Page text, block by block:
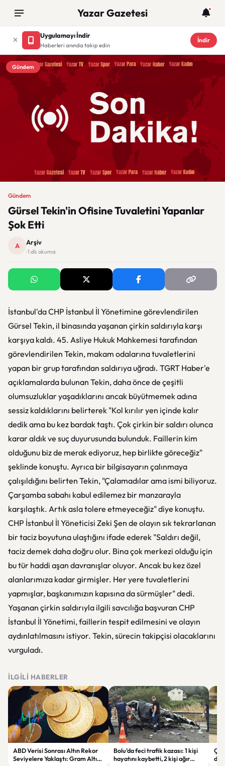
Yazar Gazetesi
Uygulamayı İndir
Haberleri anında takip edin
İndir
Gündem
Gündem
Gürsel Tekin'in Ofisine Tuvaletini Yapanlar
Şok Etti
A Arşiv
· 1 dk okuma
İstanbul'da CHP İstanbul İl Yönetimine görevlendirilen
Gürsel Tekin, il binasında yaşanan çirkin saldırıyla karşı
karşıya kaldı. 45. Asliye Hukuk Mahkemesi tarafından
görevlendirilen Tekin, makam odalarına tuvaletlerini
yapan bir grup tarafından saldırıya uğradı. TGRT Haber'e
açıklamalarda bulunan Tekin, daha önce de çeşitli
olumsuzluklar yaşadıklarını ancak büyütmemek adına
sessiz kaldıklarını belirterek "Kol kırılır yen içinde kalır
dedik ama bu kez bardak taştı. Çok çirkin bir saldırı olunca
karar aldık ve suç duyurusunda bulunduk. Faillerin kim
olduğunu biz de merak ediyoruz, hep birlikte göreceğiz"
şeklinde konuştu. Ayrıca bir bilgisayarın çalınmaya
çalışıldığını belirten Tekin, "Çalamadılar ama ismi biliyoruz.
Çarşamba sabahı kabul edilemez bir manzarayla
karşılaştık. Artık asla tolere etmeyeceğiz" diye konuştu.
CHP İstanbul İl Yöneticisi Zeki Şen de olayın sık tekrarlanan
bir taciz boyutuna ulaştığını ifade ederek "Saldırı değil,
taciz demek daha doğru olur. Bina çok merkezi olduğu için
bu tür haddi aşan davranışlar oluyor. Ancak bu kez özel
alanlarımıza kadar girmişler. Her yere tuvaletlerini
yapmışlar, başkanımızın kapısına da sürmüşler" dedi.
Yaşanan çirkin saldırıyla ilgili savcılığa başvuran CHP
İstanbul İl Yönetimi, faillerin tespit edilmesini ve olayın
aydınlatılmasını istiyor. Tekin, sürecin takipçisi olacaklarını
vurguladı.
İLGILI HABERLER
ABD Verisi Sonrası Altın Rekor
Seviyelere Yaklaştı: Gram Altın
Bolu’da feci trafik kazası: 1 kişi
hayatını kaybetti, 2 kişi ağır